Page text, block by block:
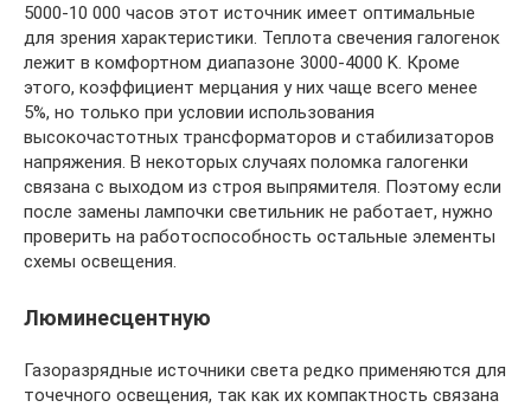
5000-10 000 часов этот источник имеет оптимальные
для зрения характеристики. Теплота свечения галогенок
лежит в комфортном диапазоне 3000-4000 K. Кроме
этого, коэффициент мерцания у них чаще всего менее
5%, но только при условии использования
высокочастотных трансформаторов и стабилизаторов
напряжения. В некоторых случаях поломка галогенки
связана с выходом из строя выпрямителя. Поэтому если
после замены лампочки светильник не работает, нужно
проверить на работоспособность остальные элементы
схемы освещения.
Люминесцентную
Газоразрядные источники света редко применяются для
точечного освещения, так как их компактность связана